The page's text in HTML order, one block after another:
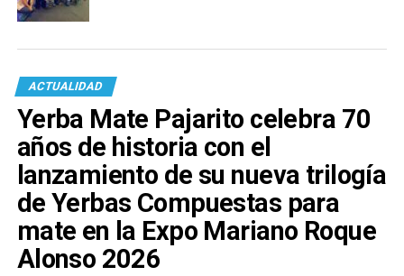
ACTUALIDAD
Yerba Mate Pajarito celebra 70
años de historia con el
lanzamiento de su nueva trilogía
de Yerbas Compuestas para
mate en la Expo Mariano Roque
Alonso 2026